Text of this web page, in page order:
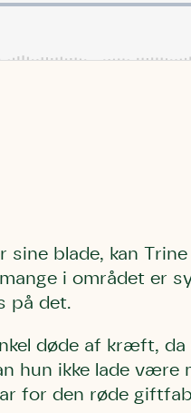
sine blade, kan
i området er
på det.
døde af kræft,
hun ikke lade
for den røde